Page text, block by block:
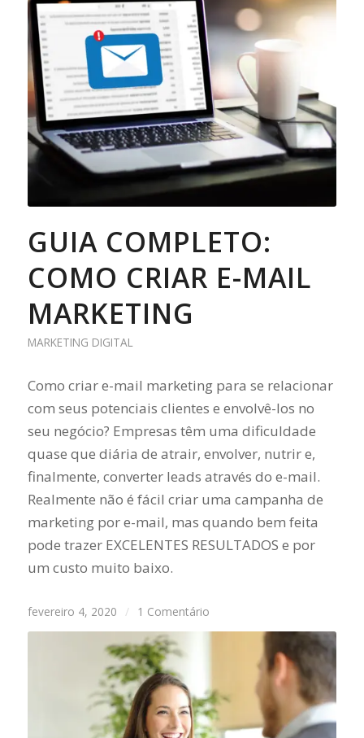
GUIA COMPLETO:
COMO CRIAR E-MAIL
MARKETING
MARKETING DIGITAL
Como criar e-mail marketing para se relacionar
com seus potenciais clientes e envolvê-los no
seu negócio? Empresas têm uma dificuldade
quase que diária de atrair, envolver, nutrir e,
finalmente, converter leads através do e-mail.
Realmente não é fácil criar uma campanha de
marketing por e-mail, mas quando bem feita
pode trazer EXCELENTES RESULTADOS e por
um custo muito baixo.
fevereiro 4, 2020 / 1 Comentário